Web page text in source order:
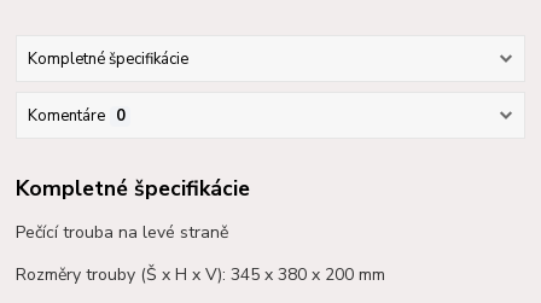
Kompletné špecifikácie
Komentáre 0
Kompletné špecifikácie
Pečící trouba na levé straně
Rozměry trouby (Š x H x V): 345 x 380 x 200 mm